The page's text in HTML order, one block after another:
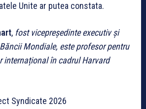
Unite ar putea constata.
, fost vicepreședinte executiv și
Mondiale, este profesor pentru
internațional în cadrul Harvard
Syndicate 2026